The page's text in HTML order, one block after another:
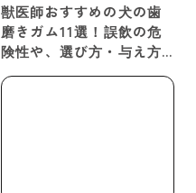
獣医師おすすめの犬の歯
磨きガム11選！誤飲の危
険性や、選び方・与え方